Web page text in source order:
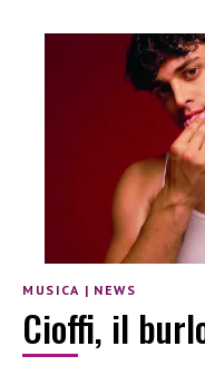
MUSICA | NEWS
Cioffi, il